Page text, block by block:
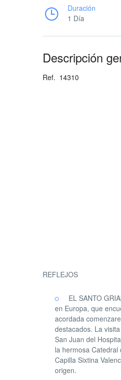
Duración
1 Día
Descripción
Ref. 14310
REFLEJOS
EL SANTO
en Europa, que
acordada
destacados. La
San Juan del
la hermosa
Capilla Sixtina
origen.